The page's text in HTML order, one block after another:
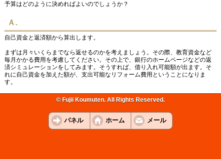
予算はどのように決めればよいのでしょうか？
Ａ.
自己資金と返済額から算出します。
まずは月々いくらまでなら返せるのかを考えましょう。その際、教育資金など
毎月かかる費用を考慮してください。その上で、銀行のホームページなどの返
済シミュレーションをしてみます。そうすれば、借り入れ可能額が出ます。そ
れに自己資金を加えた額が、支出可能なリフォーム費用ということになりま
す。
© Fujii Koumuten. All Rights Reserved.
パネル ホーム メール